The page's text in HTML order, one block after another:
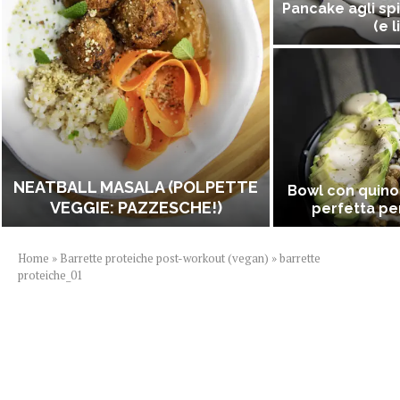
NEATBALL MASALA (POLPETTE
VEGGIE: PAZZESCHE!)
Pancake agli
(e
Bowl con
perfetta
Home » Barrette proteiche post-workout (vegan) »barrette
proteiche_01